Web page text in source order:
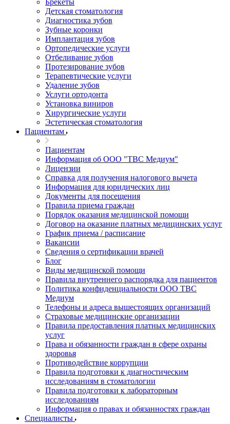
Брекеты
Детская стоматология
Диагностика зубов
Зубные коронки
Имплантация зубов
Ортопедические услуги
Отбеливание зубов
Протезирование зубов
Терапевтические услуги
Удаление зубов
Услуги ортодонта
Установка виниров
Хирургические услуги
Эстетическая стоматология
Пациентам
Пациентам
Информация об ООО "ТВС Медиум"
Лицензии
Справка для получения налогового вычета
Информация для юридических лиц
Документы для посещения
Правила приема граждан
Порядок оказания медицинской помощи
Договор на оказание платных медицинских услуг
График приема / расписание
Вакансии
Сведения о сертификации врачей
Блог
Виды медицинской помощи
Правила внутреннего распорядка для пациентов
Политика конфиденциальности ООО ТВС
Медиум
Телефоны и адреса вышестоящих организаций
Страховые медицинские организации
Правила предоставления платных медицинских
услуг
Права и обязанности граждан в сфере охраны
здоровья
Противодействие коррупции
Правила подготовки к диагностическим
исследованиям в стоматологии
Правила подготовки к лабораторным
исследованиям
Информация о правах и обязанностях граждан
Специалисты